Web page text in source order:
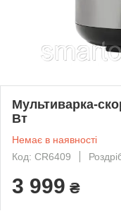
Мультиварка-
Вт
Немає в наявності
Код: CR6409
3 999 ₴